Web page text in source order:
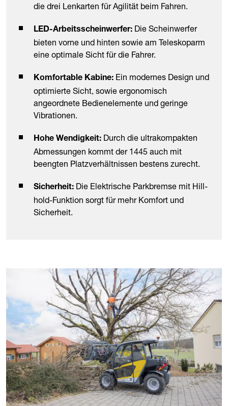
die drei Lenkarten für Agilität beim Fahren.
LED-Arbeitsscheinwerfer: Die Scheinwerfer
bieten vorne und hinten sowie am Teleskoparm
eine optimale Sicht für die Fahrer.
Komfortable Kabine: Ein modernes Design und
optimierte Sicht, sowie ergonomisch
angeordnete Bedienelemente und geringe
Vibrationen.
Hohe Wendigkeit: Durch die ultrakompakten
Abmessungen kommt der 1445 auch mit
beengten Platzverhältnissen bestens zurecht.
Sicherheit: Die Elektrische Parkbremse mit Hill-
hold-Funktion sorgt für mehr Komfort und
Sicherheit.